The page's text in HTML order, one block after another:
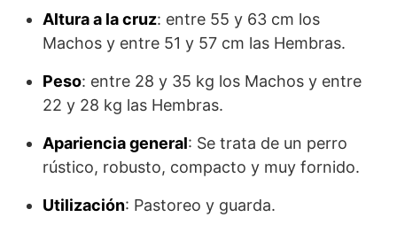
Altura a la cruz: entre 55 y 63 cm los
Machos y entre 51 y 57 cm las Hembras.
Peso: entre 28 y 35 kg los Machos y entre
22 y 28 kg las Hembras.
Apariencia general: Se trata de un perro
rústico, robusto, compacto y muy fornido.
Utilización: Pastoreo y guarda.